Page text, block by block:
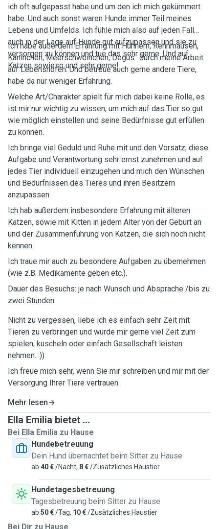
ich oft aufgepasst habe und um den ich mich gekümmert
habe. Und auch sonst waren Hunde immer Teil meines
Lebens und Umfelds. Ich fühle mich also auf jeden Fall
auch in der Lage auf Hunde gut aufzupassen und sie zu
versorgen zu können und tue das sehr gerne. Und auf
Katzen sowieso und sehr gerne!
Ich habe außerdem Erfahrung mit Hühnern, Rennmäusen,
Kaninchen, Meerschweinchen, Degus.. durch meine Arbeit
auf Lebenshöfen. Und betreue auch gerne andere Tiere,
habe da nur weniger Erfahrung.
Welche Art/Charakter spielt für mich dabei keine Rolle, es
ist mir nur wichtig zu wissen, um mich auf das Tier so gut
wie möglich einstellen und seine Bedürfnisse gut erfüllen
zu können.
Ich bringe viel Geduld und Ruhe mit und den Vorsatz, diese
Aufgabe und Verantwortung sehr ernst zunehmen und auf
jedes Tier individuell einzugehen und mich den Wünschen
und Bedürfnissen des Tieres und ihren Besitzern
anzupassen.
Ich hab außerdem insbesondere Erfahrung mit älteren
Katzen, sowie mit Kitten in jedem Alter von der Geburt an
und der Zusammenführung von Katzen, die sich noch nicht
kennen.
Ich traue mir auch zu besondere Aufgaben zu übernehmen
(wie z.B. Medikamente geben etc.).
Dauer des Besuchs: je nach Wunsch und Absprache /bis zu
zwei Stunden
Nicht zu vergessen, liebe ich es einfach sehr Zeit mit
Tieren zu verbringen und würde mir gerne viel Zeit zum
spielen, kuscheln oder einfach Gesellschaft leisten
nehmen. :))
Ich freue mich sehr, wenn Sie mir schreiben und mir mit der
Versorgung Ihrer Tiere vertrauen.
Mehr lesen
Ella Emilia bietet ...
Bei Ella Emilia zu Hause
Hundebetreuung
Dein Hund übernachtet beim Sitter zu Hause
ab 40 €/Nacht, 8 €/Zusätzliches Haustier
Hundetagesbetreuung
Tagesbetreuung beim Sitter zu Hause
ab 50 €/Tag, 10 €/Zusätzliches Haustier
Bei Dir zu Hause